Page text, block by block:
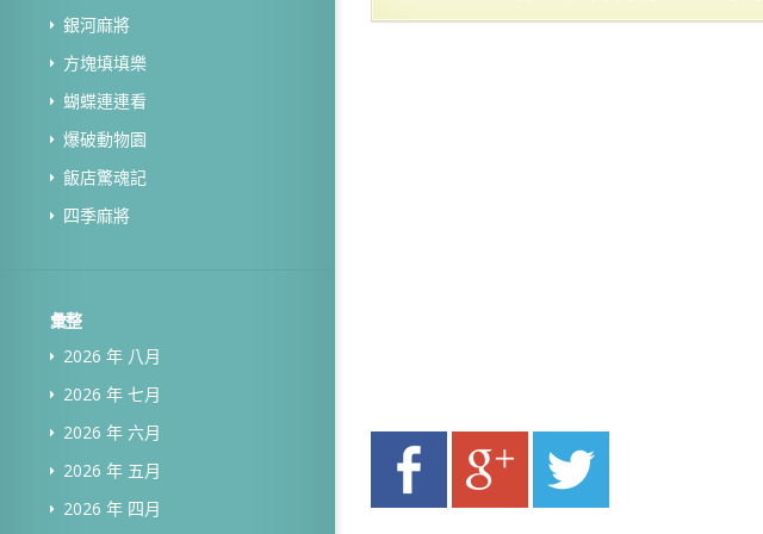
銀河麻將
方塊填填樂
蝴蝶連連看
爆破動物園
飯店驚魂記
四季麻將
彙整
2026 年 八月
2026 年 七月
2026 年 六月
2026 年 五月
2026 年 四月